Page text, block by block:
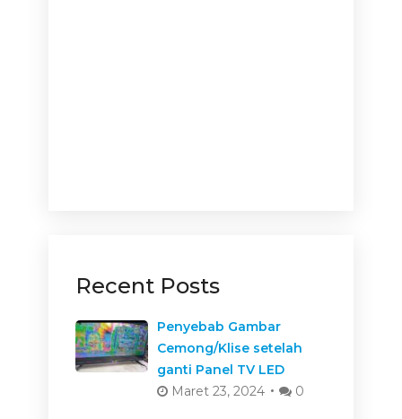
Recent Posts
Penyebab Gambar
Cemong/Klise setelah
ganti Panel TV LED
Maret 23, 2024
0